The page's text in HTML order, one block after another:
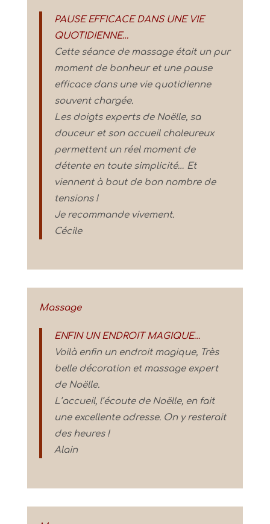
PAUSE EFFICACE DANS UNE VIE
QUOTIDIENNE…
Cette séance de massage était un pur
moment de bonheur et une pause
efficace dans une vie quotidienne
souvent chargée.
Les doigts experts de Noëlle, sa
douceur et son accueil chaleureux
permettent un réel moment de
détente en toute simplicité… Et
viennent à bout de bon nombre de
tensions !
Je recommande vivement.
Cécile
Massage
ENFIN UN ENDROIT MAGIQUE…
Voilà enfin un endroit magique, Très
belle décoration et massage expert
de Noëlle.
L’accueil, l’écoute de Noëlle, en fait
une excellente adresse. On y resterait
des heures !
Alain